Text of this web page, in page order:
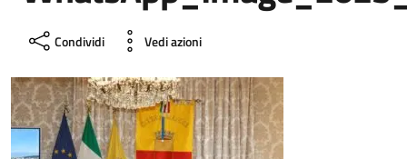
Condividi Vedi azioni